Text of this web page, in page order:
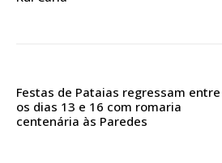
Festas de Pataias regressam entre
os dias 13 e 16 com romaria
centenária às Paredes